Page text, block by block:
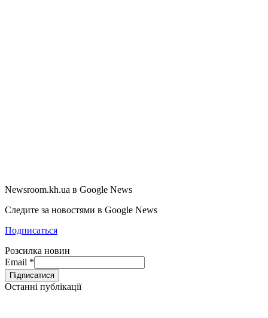
Newsroom.kh.ua в Google News
Следите за новостями в Google News
Подписаться
Розсилка новин
Email *
Останні публікації